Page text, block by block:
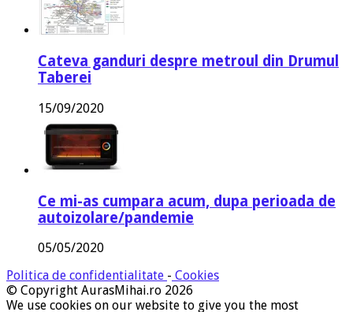
Cateva ganduri despre metroul din Drumul
Taberei
15/09/2020
Ce mi-as cumpara acum, dupa perioada de
autoizolare/pandemie
05/05/2020
Politica de confidentialitate - Cookies
© Copyright AurasMihai.ro 2026
We use cookies on our website to give you the most